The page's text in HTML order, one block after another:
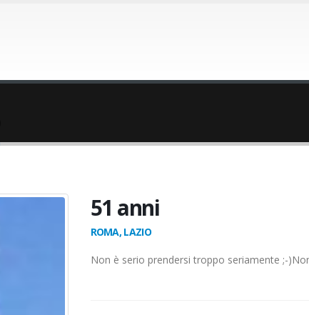
51 anni
ROMA, LAZIO
Non è serio prendersi troppo seriamente ;-